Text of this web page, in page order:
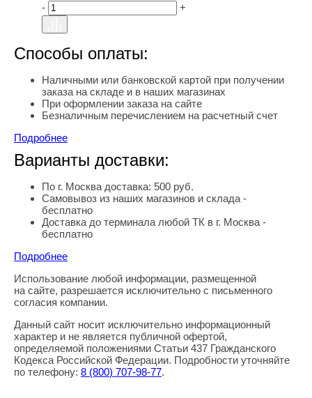
- +
Способы оплаты:
Наличными или банковской картой при получении
заказа на складе и в наших магазинах
При оформлении заказа на сайте
Безналичным перечислением на расчетный счет
Подробнее
Варианты доставки:
По г. Москва доставка: 500 руб.
Самовывоз из наших магазинов и склада -
бесплатно
Доставка до терминала любой ТК в г. Москва -
бесплатно
Подробнее
Правовая информация
Использование любой информации, размещенной
на сайте, разрешается исключительно с письменного
согласия компании.
Данный сайт носит исключительно информационный
характер и не является публичной офертой,
определяемой положениями Статьи 437 Гражданского
Кодекса Российской Федерации. Подробности уточняйте
по телефону: 8 (800) 707-98-77.